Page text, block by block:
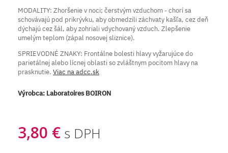
MODALITY: Zhoršenie v noci; čerstvým vzduchom - chorí sa
schovávajú pod prikrývku, aby obmedzili záchvaty kašľa, cez deň
dýchajú cez šál, aby zohriali vdychovaný vzduch. Zlepšenie
umelým teplom (zápal nosovej sliznice).
SPRIEVODNÉ ZNAKY: Frontálne bolesti hlavy vyžarujúce do
parietálnej alebo lícnej oblasti so zvláštnym pocitom hlavy na
prasknutie. Viac na adcc.sk
Výrobca: Laboratoires BOIRON
3,80 € s DPH